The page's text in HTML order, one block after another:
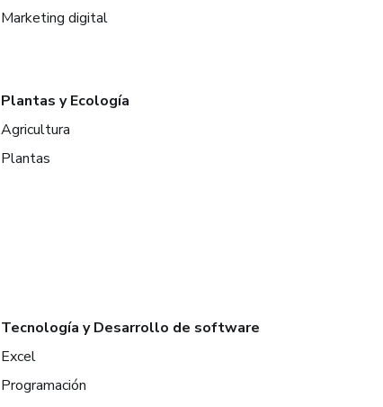
Marketing digital
Plantas y Ecología
Agricultura
Plantas
Tecnología y Desarrollo de software
Excel
Programación